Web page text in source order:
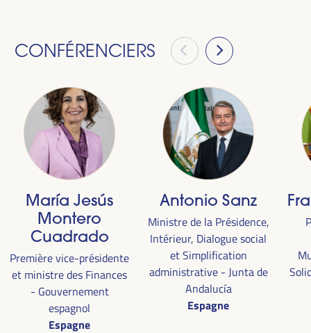
CONFÉRENCIERS
María Jesús
Montero
Cuadrado
Première vice-présidente
et ministre des Finances
- Gouvernement
espagnol
Espagne
Antonio Sanz
Ministre de la Présidence,
Intérieur, Dialogue social
et Simplification
administrative - Junta de
Andalucía
Espagne